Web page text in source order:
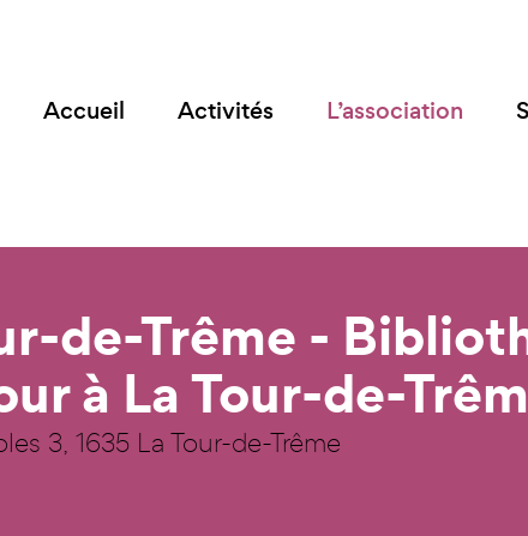
Accueil Activités L’association
de-Trême -
à La Tour-de-
3, 1635 La Tour-de-Trême